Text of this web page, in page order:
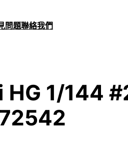
問題聯絡我們
HG 1/144